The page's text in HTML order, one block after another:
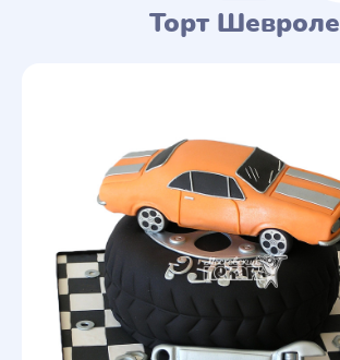
Торт Шевроле